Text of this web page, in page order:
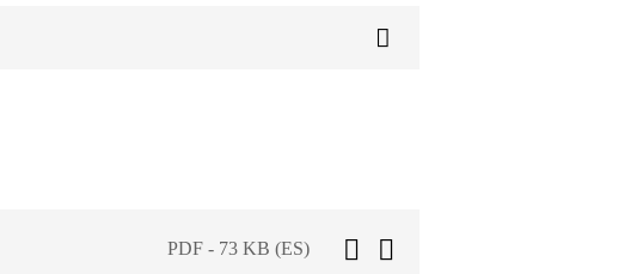
PDF - 73 KB (ES)